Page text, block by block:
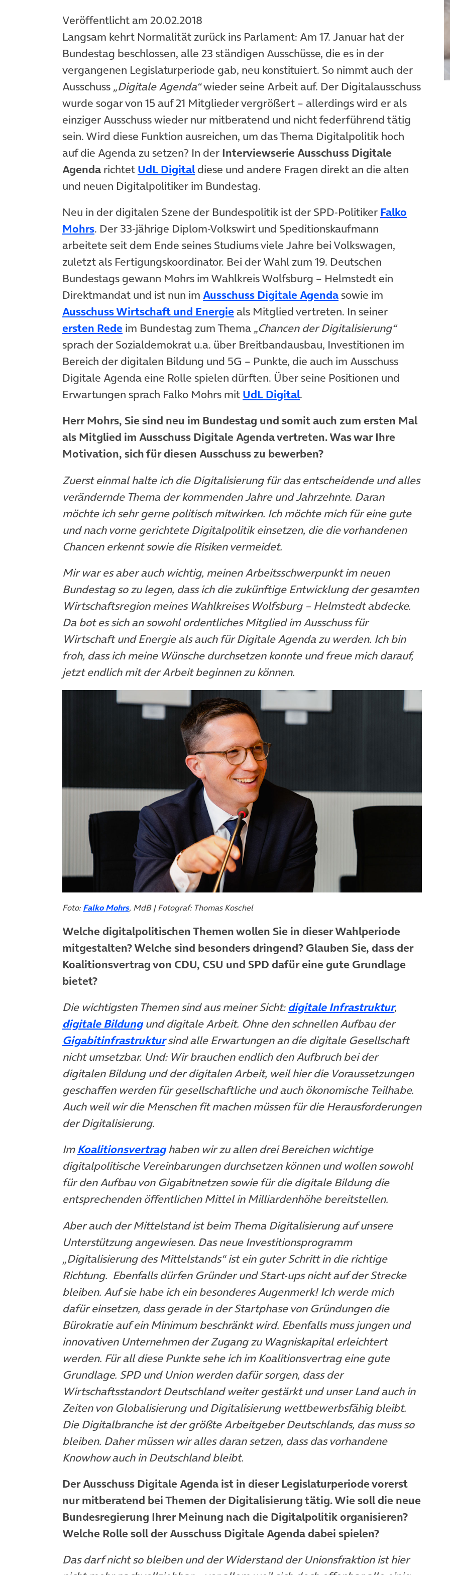
Veröffentlicht am 20.02.2018
Langsam kehrt Normalität zurück ins Parlament: Am 17. Januar hat der
Bundestag beschlossen, alle 23 ständigen Ausschüsse, die es in der
vergangenen Legislaturperiode gab, neu konstituiert. So nimmt auch der
Ausschuss „Digitale Agenda“wieder seine Arbeit auf. Der Digitalausschuss
wurde sogar von 15 auf 21 Mitglieder vergrößert – allerdings wird er als
einziger Ausschuss wieder nur mitberatend und nicht federführend tätig
sein. Wird diese Funktion ausreichen, um das Thema Digitalpolitik hoch
auf die Agenda zu setzen? In der Interviewserie Ausschuss Digitale
Agenda richtet UdL Digital(öffnet in neuem Tab)
diese und andere Fragen direkt an die alten
und neuen Digitalpolitiker im Bundestag.
Neu in der digitalen Szene der Bundespolitik ist der SPD-Politiker Falko
Mohrs(öffnet in neuem Tab)
. Der 33-jährige Diplom-Volkswirt und Speditionskaufmann
arbeitete seit dem Ende seines Studiums viele Jahre bei Volkswagen,
zuletzt als Fertigungskoordinator. Bei der Wahl zum 19. Deutschen
Bundestags gewann Mohrs im Wahlkreis Wolfsburg – Helmstedt ein
Direktmandat und ist nun im Ausschuss Digitale Agenda(öffnet in neuem Tab)
sowie im
Ausschuss Wirtschaft und Energie(öffnet in neuem Tab)
als Mitglied vertreten. In seiner
ersten Rede(öffnet in neuem Tab)
im Bundestag zum Thema „Chancen der Digitalisierung“
sprach der Sozialdemokrat u.a. über Breitbandausbau, Investitionen im
Bereich der digitalen Bildung und 5G – Punkte, die auch im Ausschuss
Digitale Agenda eine Rolle spielen dürften. Über seine Positionen und
Erwartungen sprach Falko Mohrs mit UdL Digital(öffnet in neuem Tab)
.
Herr Mohrs, Sie sind neu im Bundestag und somit auch zum ersten Mal
als Mitglied im Ausschuss Digitale Agenda vertreten. Was war Ihre
Motivation, sich für diesen Ausschuss zu bewerben?
Zuerst einmal halte ich die Digitalisierung für das entscheidende und alles
verändernde Thema der kommenden Jahre und Jahrzehnte. Daran
möchte ich sehr gerne politisch mitwirken. Ich möchte mich für eine gute
und nach vorne gerichtete Digitalpolitik einsetzen, die die vorhandenen
Chancen erkennt sowie die Risiken vermeidet.
Mir war es aber auch wichtig, meinen Arbeitsschwerpunkt im neuen
Bundestag so zu legen, dass ich die zukünftige Entwicklung der gesamten
Wirtschaftsregion meines Wahlkreises Wolfsburg – Helmstedt abdecke.
Da bot es sich an sowohl ordentliches Mitglied im Ausschuss für
Wirtschaft und Energie als auch für Digitale Agenda zu werden. Ich bin
froh, dass ich meine Wünsche durchsetzen konnte und freue mich darauf,
jetzt endlich mit der Arbeit beginnen zu können.
Foto:Falko Mohrs, MdB | Fotograf: Thomas Koschel
Welche digitalpolitischen Themen wollen Sie in dieser Wahlperiode
mitgestalten? Welche sind besonders dringend? Glauben Sie, dass der
Koalitionsvertrag von CDU, CSU und SPD dafür eine gute Grundlage
bietet?
Die wichtigsten Themen sind aus meiner Sicht: digitale Infrastruktur(öffnet in
,
digitale Bildung(öffnet in neuem Tab)
und digitale Arbeit. Ohne den schnellen Aufbau der
Gigabitinfrastruktur(öffnet in neuem Tab)
sind alle Erwartungen an die digitale Gesellschaft
nicht umsetzbar. Und: Wir brauchen endlich den Aufbruch bei der
digitalen Bildung und der digitalen Arbeit, weil hier die Voraussetzungen
geschaffen werden für gesellschaftliche und auch ökonomische Teilhabe.
Auch weil wir die Menschen fit machen müssen für die Herausforderungen
der Digitalisierung.
ImKoalitionsvertrag(öffnet in neuem Tab)
haben wir zu allen drei Bereichen wichtige
digitalpolitische Vereinbarungen durchsetzen können und wollen sowohl
für den Aufbau von Gigabitnetzen sowie für die digitale Bildung die
entsprechenden öffentlichen Mittel in Milliardenhöhe bereitstellen.
Aber auch der Mittelstand ist beim Thema Digitalisierung auf unsere
Unterstützung angewiesen. Das neue Investitionsprogramm
„Digitalisierung des Mittelstands“ ist ein guter Schritt in die richtige
Richtung. Ebenfalls dürfen Gründer und Start-ups nicht auf der Strecke
bleiben. Auf sie habe ich ein besonderes Augenmerk! Ich werde mich
dafür einsetzen, dass gerade in der Startphase von Gründungen die
Bürokratie auf ein Minimum beschränkt wird. Ebenfalls muss jungen und
innovativen Unternehmen der Zugang zu Wagniskapital erleichtert
werden. Für all diese Punkte sehe ich im Koalitionsvertrag eine gute
Grundlage. SPD und Union werden dafür sorgen, dass der
Wirtschaftsstandort Deutschland weiter gestärkt und unser Land auch in
Zeiten von Globalisierung und Digitalisierung wettbewerbsfähig bleibt.
Die Digitalbranche ist der größte Arbeitgeber Deutschlands, das muss so
bleiben. Daher müssen wir alles daran setzen, dass das vorhandene
Knowhow auch in Deutschland bleibt.
Der Ausschuss Digitale Agenda ist in dieser Legislaturperiode vorerst
nur mitberatend bei Themen der Digitalisierung tätig. Wie soll die neue
Bundesregierung Ihrer Meinung nach die Digitalpolitik organisieren?
Welche Rolle soll der Ausschuss Digitale Agenda dabei spielen?
Das darf nicht so bleiben und der Widerstand der Unionsfraktion ist hier